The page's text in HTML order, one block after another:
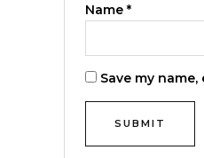
Name*
Save my